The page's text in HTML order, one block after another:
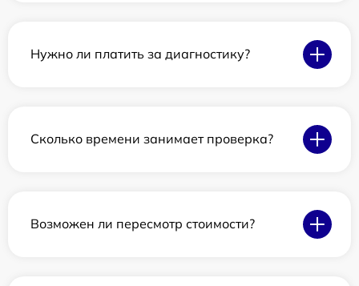
Нужно ли платить за диагностику?
Сколько времени занимает проверка?
Возможен ли пересмотр стоимости?